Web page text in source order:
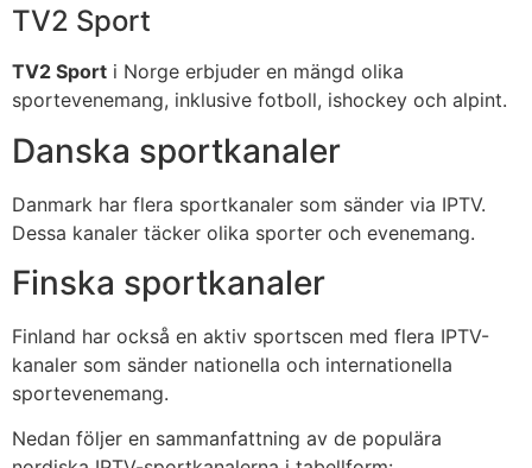
TV2 Sport
TV2 Sport i Norge erbjuder en mängd olika
sportevenemang, inklusive fotboll, ishockey och alpint.
Danska sportkanaler
Danmark har flera sportkanaler som sänder via IPTV.
Dessa kanaler täcker olika sporter och evenemang.
Finska sportkanaler
Finland har också en aktiv sportscen med flera IPTV-
kanaler som sänder nationella och internationella
sportevenemang.
Nedan följer en sammanfattning av de populära